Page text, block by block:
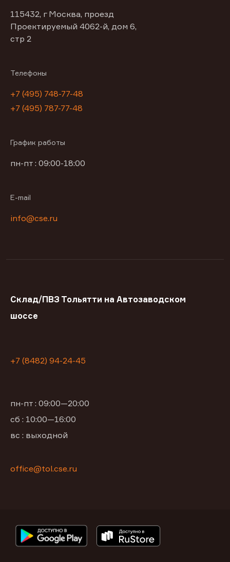
115432, г Москва, проезд
Проектируемый 4062-й, дом 6,
стр 2
Телефоны
+7 (495) 748-77-48
+7 (495) 787-77-48
График работы
пн-пт : 09:00-18:00
E-mail
info@cse.ru
Склад/ПВЗ Тольятти на Автозаводском
шоссе
+7 (8482) 94-24-45
пн-пт : 09:00—20:00
сб : 10:00—16:00
вс : выходной
office@tol.cse.ru